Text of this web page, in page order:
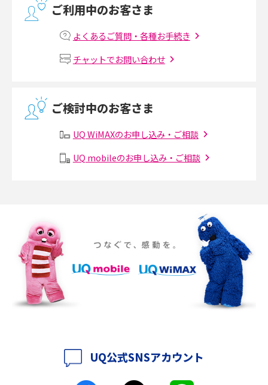
マンションで光回線の利用を始める手順は？設備状況の確認方法も解説
Wi-Fiルーターの設定方法をわかりやすく解説！事前に準備すべきものも紹
無線LANとは？メリット・デメリットや接続方法を解説
メッシュWi-Fiとは？仕組みやメリット・デメリット、中継機との違いを解
ポケット型Wi-Fiをレンタルするメリットとは？選び方や向いている方の特
徴も紹介
持ち運びできるポケット型Wi-Fiのおススメの選び方は？メリット・デメリ
ットも紹介
ポケット型Wi-Fiとは？通信の仕組みやメリット・デメリットを解説
ご利用中のお客さま
よくあるご質問・各種お手続き
チャットでお問い合わせ
ご検討中のお客さま
UQ WiMAXのお申し込み・ご相談
UQ mobileのお申し込み・ご相談
UQ公式SNSアカウント